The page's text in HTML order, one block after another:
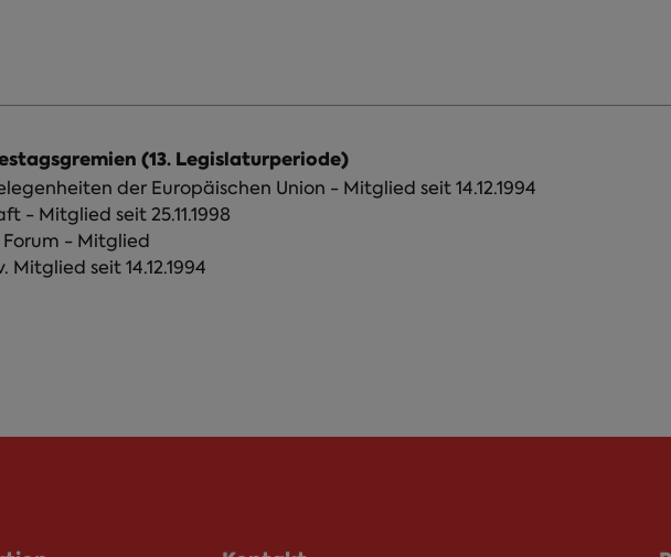
(13. Legislaturperiode)
der Europäischen Union - Mitglied seit 14.12.1994
- Mitglied seit 25.11.1998
- Mitglied
Mitglied seit 14.12.1994